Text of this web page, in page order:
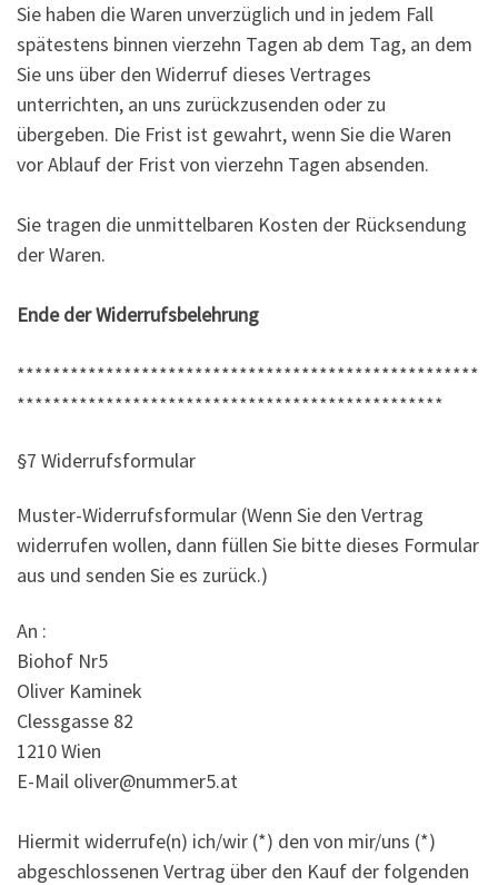
Sie haben die Waren unverzüglich und in jedem Fall
spätestens binnen vierzehn Tagen ab dem Tag, an dem
Sie uns über den Widerruf dieses Vertrages
unterrichten, an uns zurückzusenden oder zu
übergeben. Die Frist ist gewahrt, wenn Sie die Waren
vor Ablauf der Frist von vierzehn Tagen absenden.
Sie tragen die unmittelbaren Kosten der Rücksendung
der Waren.
Ende der Widerrufsbelehrung
****************************************************
************************************************
§7 Widerrufsformular
Muster-Widerrufsformular (Wenn Sie den Vertrag
widerrufen wollen, dann füllen Sie bitte dieses Formular
aus und senden Sie es zurück.)
An :
Biohof Nr5
Oliver Kaminek
Clessgasse 82
1210 Wien
E-Mail oliver@nummer5.at
Hiermit widerrufe(n) ich/wir (*) den von mir/uns (*)
abgeschlossenen Vertrag über den Kauf der folgenden